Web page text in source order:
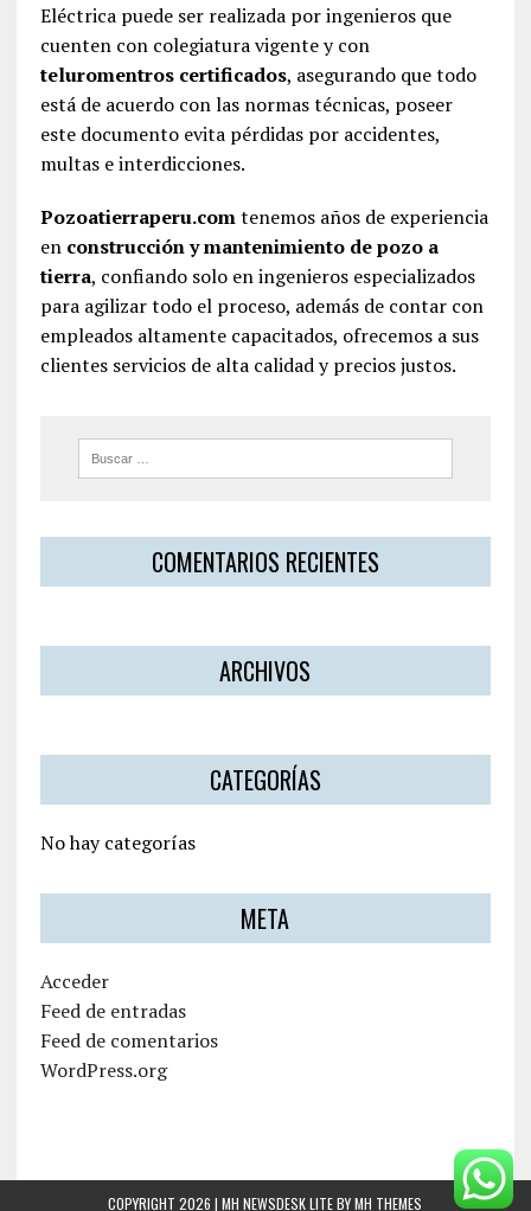
Eléctrica puede ser realizada por ingenieros que
cuenten con colegiatura vigente y con
teluromentros certificados, asegurando que todo
está de acuerdo con las normas técnicas, poseer
este documento evita pérdidas por accidentes,
multas e interdicciones.
Pozoatierraperu.comtenemos años de experiencia
en construcción y mantenimiento de pozo a
tierra, confiando solo en ingenieros especializados
para agilizar todo el proceso, además de contar con
empleados altamente capacitados, ofrecemos a sus
clientes servicios de alta calidad y precios justos.
COMENTARIOS RECIENTES
ARCHIVOS
CATEGORÍAS
No hay categorías
META
Acceder
Feed de entradas
Feed de comentarios
WordPress.org
COPYRIGHT 2026 | MH NEWSDESK LITE BYMH THEMES